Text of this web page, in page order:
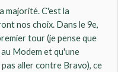
majorité. C'est la
nos choix. Dans le 9e,
tour (je pense que
Modem et qu'une
aller contre Bravo), ce